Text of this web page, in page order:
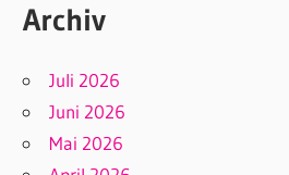
Archiv
Juli 2026
Juni 2026
Mai 2026